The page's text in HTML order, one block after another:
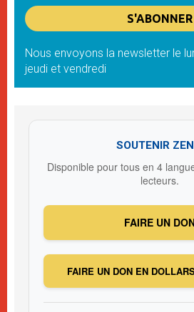
Nous envoyons la newsletter le
jeudi et vendredi
SOUTENIR
Disponible pour tous en 4
lecteurs.
FAIRE UN
FAIRE UN DON EN